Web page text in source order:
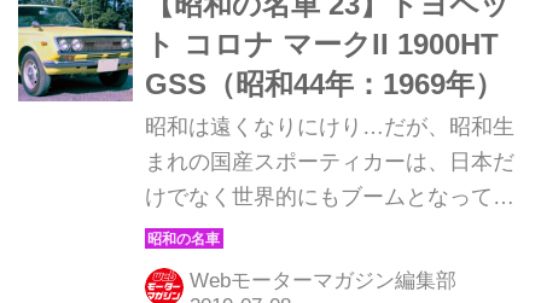
ト コロナ マークII 1900HT
GSS（昭和44年：1969年）
昭和は遠くなりにけり…だが、昭和生
まれの国産スポーティカーは、日本だ
けでなく世界的にもブームとなってい
る。そんな昭和の名車たちを時系列で
紹介していこう。ここでは1969年発売
Webモーターマガジン編集部